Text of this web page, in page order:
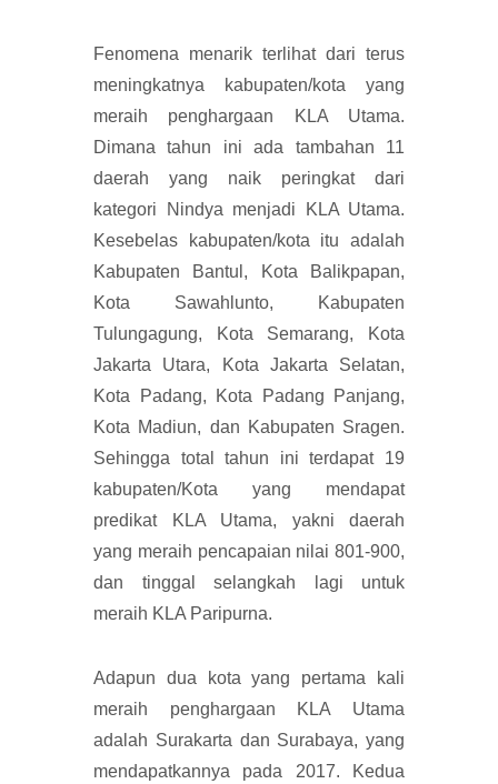
Fenomena menarik terlihat dari terus
meningkatnya kabupaten/kota yang
meraih penghargaan KLA Utama.
Dimana tahun ini ada tambahan 11
daerah yang naik peringkat dari
kategori Nindya menjadi KLA Utama.
Kesebelas kabupaten/kota itu adalah
Kabupaten Bantul, Kota Balikpapan,
Kota Sawahlunto, Kabupaten
Tulungagung, Kota Semarang, Kota
Jakarta Utara, Kota Jakarta Selatan,
Kota Padang, Kota Padang Panjang,
Kota Madiun, dan Kabupaten Sragen.
Sehingga total tahun ini terdapat 19
kabupaten/Kota yang mendapat
predikat KLA Utama, yakni daerah
yang meraih pencapaian nilai 801-900,
dan tinggal selangkah lagi untuk
meraih KLA Paripurna.
Adapun dua kota yang pertama kali
meraih penghargaan KLA Utama
adalah Surakarta dan Surabaya, yang
mendapatkannya pada 2017. Kedua